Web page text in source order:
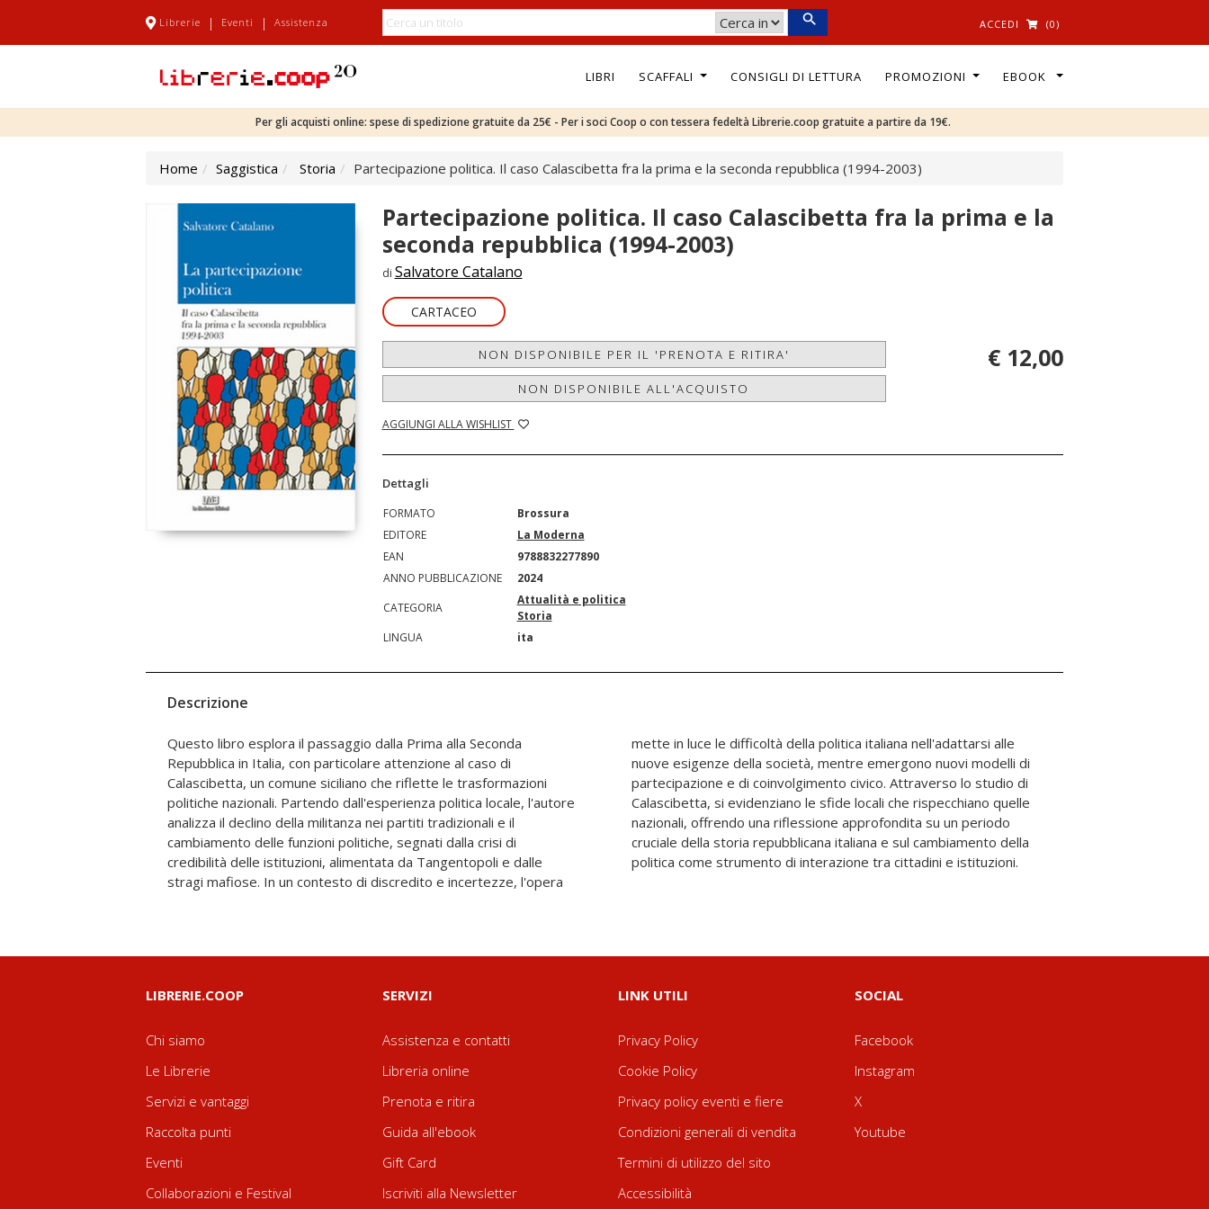
Librerie | Eventi | Assistenza ACCEDI (0)
LIBRI SCAFFALI CONSIGLI DI LETTURA PROMOZIONI EBOOK
Per gli acquisti online: spese di spedizione gratuite da 25€ - Per i soci Coop o con tessera fedeltà Librerie.coop gratuite a partire da 19€.
Home Saggistica Storia Partecipazione politica. Il caso Calascibetta fra la prima e la seconda repubblica (1994-2003)
Partecipazione politica. Il caso Calascibetta fra la prima e la
seconda repubblica (1994-2003)
di Salvatore Catalano
CARTACEO
NON DISPONIBILE PER IL 'PRENOTA E RITIRA'
NON DISPONIBILE ALL'ACQUISTO
AGGIUNGI ALLA WISHLIST
€ 12,00
Dettagli
FORMATO
Brossura
EDITORE
La Moderna
EAN
9788832277890
ANNO PUBBLICAZIONE
2024
CATEGORIA
Attualità e politica
Storia
LINGUA
ita
Descrizione
Questo libro esplora il passaggio dalla Prima alla Seconda
Repubblica in Italia, con particolare attenzione al caso di
Calascibetta, un comune siciliano che riflette le trasformazioni
politiche nazionali. Partendo dall'esperienza politica locale, l'autore
analizza il declino della militanza nei partiti tradizionali e il
cambiamento delle funzioni politiche, segnati dalla crisi di
credibilità delle istituzioni, alimentata da Tangentopoli e dalle
stragi mafiose. In un contesto di discredito e incertezze, l'opera
mette in luce le difficoltà della politica italiana nell'adattarsi alle
nuove esigenze della società, mentre emergono nuovi modelli di
partecipazione e di coinvolgimento civico. Attraverso lo studio di
Calascibetta, si evidenziano le sfide locali che rispecchiano quelle
nazionali, offrendo una riflessione approfondita su un periodo
cruciale della storia repubblicana italiana e sul cambiamento della
politica come strumento di interazione tra cittadini e istituzioni.
LIBRERIE.COOP
Chi siamo
Le Librerie
Servizi e vantaggi
Raccolta punti
Eventi
Collaborazioni e Festival
SERVIZI
Assistenza e contatti
Libreria online
Prenota e ritira
Guida all'ebook
Gift Card
Iscriviti alla Newsletter
LINK UTILI
Privacy Policy
Cookie Policy
Privacy policy eventi e fiere
Condizioni generali di vendita
Termini di utilizzo del sito
Accessibilità
SOCIAL
Facebook
Instagram
X
Youtube